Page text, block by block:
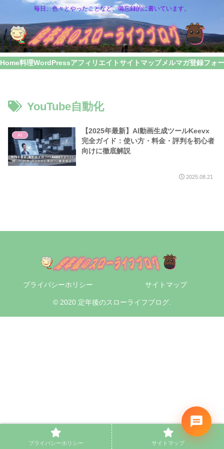
毎日、色々とやったことなど、備忘録的に書いています。
Home料理WordPressアフィリエイトサイトマップメルマガ登録フォ
YouTube自動化
AI
【2025年最新】AI動画生成ツールKeevx
完全ガイド：使い方・料金・評判を初心者
向けに徹底解説
2025.08.21
プライバシーホリシー サイトマップ
© 2020 定年後のスローライフブログ.
プライバシーホリシー サイトマップ